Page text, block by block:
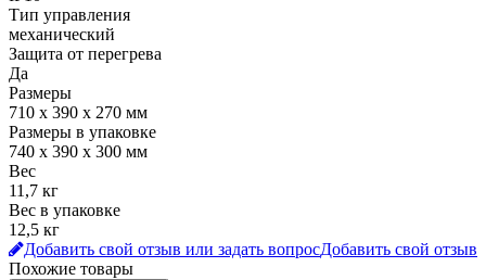
Тип управления
механический
Защита от перегрева
Да
Размеры
710 х 390 х 270 мм
Размеры в упаковке
740 х 390 х 300 мм
Вес
11,7 кг
Вес в упаковке
12,5 кг
Добавить свой отзыв или задать вопросДобавить свой отзыв
Похожие товары